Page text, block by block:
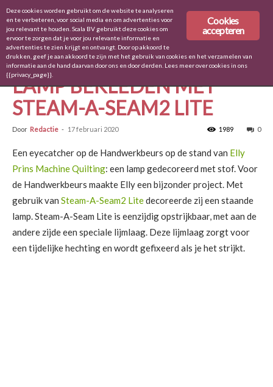
Home Geen categorie
Geen categorie
LAMP BEKLEDEN MET
STEAM-A-SEAM2 LITE
Door Redactie - 17 februari 2020 0
1989
Een eyecatcher op de Handwerkbeurs op de stand van Elly
Prins Machine Quilting: een lamp gedecoreerd met stof. Voor
de Handwerkbeurs maakte Elly een bijzonder project. Met
gebruik van Steam-A-Seam2 Litedecoreerde zij een staande
lamp. Steam-A-Seam Lite is eenzijdig opstrijkbaar, met aan de
andere zijde een speciale lijmlaag. Deze lijmlaag zorgt voor
een tijdelijke hechting en wordt gefixeerd als je het strijkt.
Cookies
accepteren
Deze cookies worden gebruikt om de website te analyseren
en te verbeteren, voor social media en om advertenties voor
jou relevant te houden. Scala BV gebruikt deze cookies om
ervoor te zorgen dat je voor jou relevante informatie en
advertenties te zien krijgt en ontvangt. Door op akkoord te
drukken, geef je aan akkoord te zijn met het gebruik van cookies en het verzamelen van
informatie aan de hand daarvan door ons en door derden. Lees meer over cookies in ons
{{privacy_page}}.